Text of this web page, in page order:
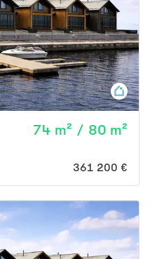
74 m² / 80 m²
361 200 €